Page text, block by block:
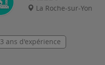
La Roche-sur-Yon
3 ans d'expérience